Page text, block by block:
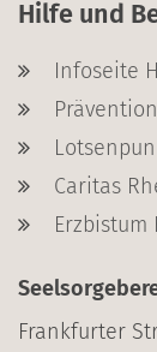
Hilfe und
Infoseite
Caritas
Erzbistum
Frankfurter